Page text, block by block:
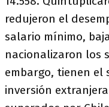
redujeron el
salario mínimo,
nacionalizaron los
embargo, tienen el
inversión